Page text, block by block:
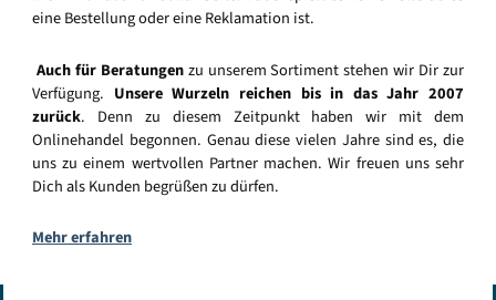
eine Bestellung oder eine Reklamation ist.
Auch für Beratungenzu unserem Sortiment stehen wir Dir zur
Verfügung. Unsere Wurzeln reichen bis in das Jahr 2007
zurück. Denn zu diesem Zeitpunkt haben wir mit dem
Onlinehandel begonnen. Genau diese vielen Jahre sind es, die
uns zu einem wertvollen Partner machen. Wir freuen uns sehr
Dich als Kunden begrüßen zu dürfen.
Mehr erfahren